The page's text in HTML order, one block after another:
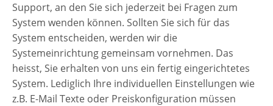
Support, an den Sie sich jederzeit bei Fragen zum
System wenden können. Sollten Sie sich für das
System entscheiden, werden wir die
Systemeinrichtung gemeinsam vornehmen. Das
heisst, Sie erhalten von uns ein fertig eingerichtetes
System. Lediglich Ihre individuellen Einstellungen wie
z.B. E-Mail Texte oder Preiskonfiguration müssen